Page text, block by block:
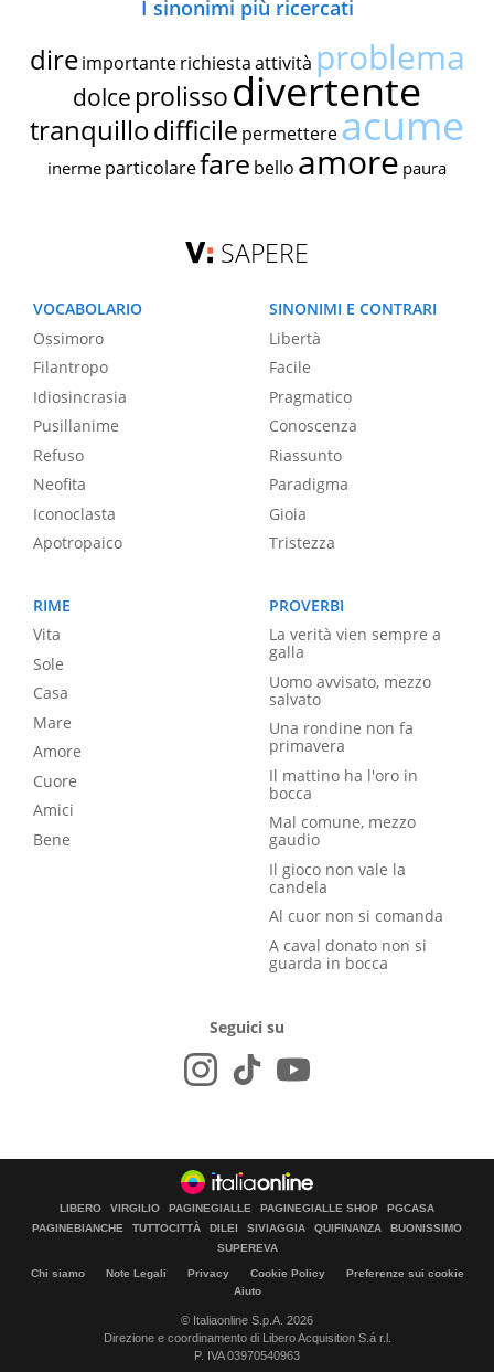
I sinonimi più ricercati
dire importante richiestaattività problema
dolce prolissodivertente
tranquillodifficile permettereacume
inerme particolarefare bello amore paura
SAPERE
VOCABOLARIO
Ossimoro
Filantropo
Idiosincrasia
Pusillanime
Refuso
Neofita
Iconoclasta
Apotropaico
SINONIMI E CONTRARI
Libertà
Facile
Pragmatico
Conoscenza
Riassunto
Paradigma
Gioia
Tristezza
RIME
Vita
Sole
Casa
Mare
Amore
Cuore
Amici
Bene
PROVERBI
La verità vien sempre a
galla
Uomo avvisato, mezzo
salvato
Una rondine non fa
primavera
Il mattino ha l'oro in
bocca
Mal comune, mezzo
gaudio
Il gioco non vale la
candela
Al cuor non si comanda
A caval donato non si
guarda in bocca
Seguici su
LIBERO VIRGILIO PAGINEGIALLE PAGINEGIALLE SHOP
PGCASA
PAGINEBIANCHE
TUTTOCITTÀ DILEI SIVIAGGIA QUIFINANZA
BUONISSIMO
SUPEREVA
Chi siamo Note Legali Privacy Cookie Policy
Preferenze sui cookie
Aiuto
© Italiaonline S.p.A. 2026
Direzione e coordinamento di Libero Acquisition S.á r.l.
P. IVA 03970540963